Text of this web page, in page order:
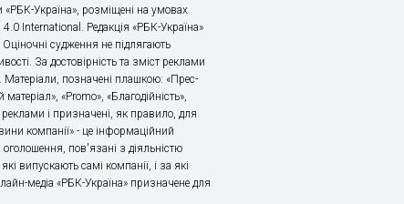
Україна», розміщені на умовах
International. Редакція «РБК-Україна»
судження не підлягають
За достовірність та зміст реклами
Матеріали, позначені плашкою: «Прес-
«Promo», «Благодійність»,
і призначені, як правило, для
компанії» - це інформаційний
пов'язані з діяльністю
випускають самі компанії, і за які
медіа «РБК-Україна» призначене для